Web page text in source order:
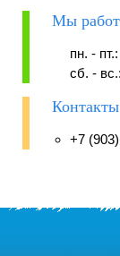
Мы
пн. -
сб. -
Контакты
+7